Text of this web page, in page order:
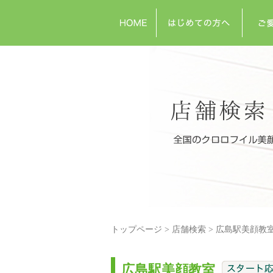
トップページ 店舗検索 広島駅美顔教
広島駅美顔教室